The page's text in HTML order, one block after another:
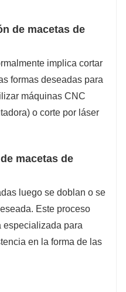
de macetas de
implica cortar
formas deseadas para
máquinas CNC
o corte por láser
macetas de
luego se doblan o se
Este proceso
especializada para
en la forma de las